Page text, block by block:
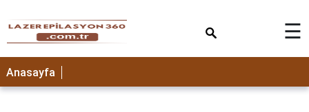
☰
Anasayfa